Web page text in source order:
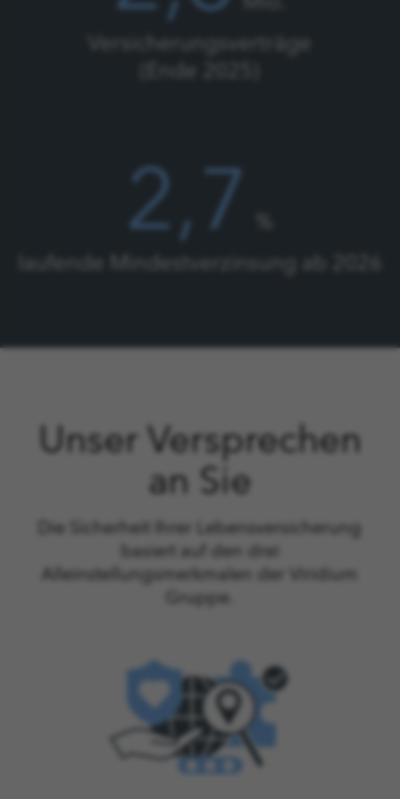
Versicherungsverträge
(Ende 2025)
2,7
laufende Mindestverzinsung ab 2026
Unser Versprechen
an Sie
Die Sicherheit Ihrer Lebensversicherung
basiert auf den drei
Alleinstellungsmerkmalen der Viridium
Gruppe.